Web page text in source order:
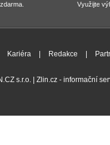
Využijte
Kariéra Redakce
s.r.o. | Zlin.cz - informační